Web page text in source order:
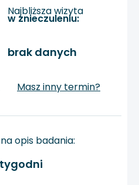
Najbliższa wizyta
w znieczuleniu:
brak danych
Masz inny termin?
opis badania: